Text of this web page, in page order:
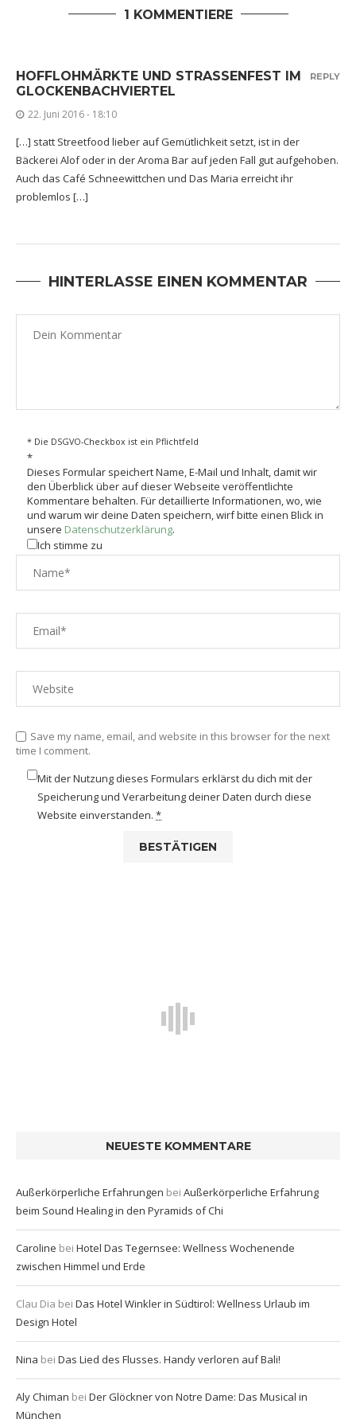
1 KOMMENTIERE
HOFFLOHMÄRKTE UND STRASSENFEST IM G
LOCKENBACHVIERTEL
22. Juni 2016 - 18:10
[…] statt Streetfood lieber auf Gemütlichkeit setzt, ist in der
Bäckerei Alof oder in der Aroma Bar auf jeden Fall gut aufgehoben.
Auch das Café Schneewittchen und Das Maria erreicht ihr
problemlos […]
REPLY
HINTERLASSE EINEN KOMMENTAR
* Die DSGVO-Checkbox ist ein Pflichtfeld
*
Dieses Formular speichert Name, E-Mail und Inhalt, damit wir
den Überblick über auf dieser Webseite veröffentlichte
Kommentare behalten. Für detaillierte Informationen, wo, wie
und warum wir deine Daten speichern, wirf bitte einen Blick in
unsere Datenschutzerklärung.
Ich stimme zu
Save my name, email, and website in this browser for the next
time I comment.
Mit der Nutzung dieses Formulars erklärst du dich mit der
Speicherung und Verarbeitung deiner Daten durch diese
Website einverstanden. *
NEUESTE KOMMENTARE
Außerkörperliche Erfahrungen bei Außerkörperliche Erfahrung
beim Sound Healing in den Pyramids of Chi
Caroline bei Hotel Das Tegernsee: Wellness Wochenende
zwischen Himmel und Erde
Clau Dia bei Das Hotel Winkler in Südtirol: Wellness Urlaub im
Design Hotel
Nina bei Das Lied des Flusses. Handy verloren auf Bali!
Aly Chiman bei Der Glöckner von Notre Dame: Das Musical in
München